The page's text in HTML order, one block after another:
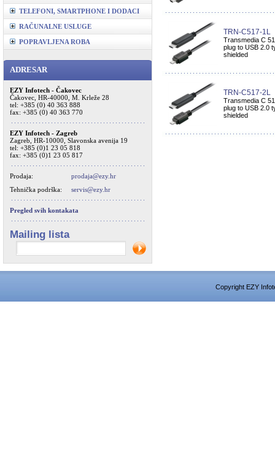
TELEFONI, SMARTPHONE I DODACI
RAČUNALNE USLUGE
POPRAVLJENA ROBA
ADRESAR
EZY Infotech - Čakovec
Čakovec, HR-40000, M. Krleže 28
tel: +385 (0) 40 363 888
fax: +385 (0) 40 363 770
EZY Infotech - Zagreb
Zagreb, HR-10000, Slavonska avenija 19
tel: +385 (0)1 23 05 818
fax: +385 (0)1 23 05 817
Prodaja:
prodaja@ezy.hr
Tehnička podrška:
servis@ezy.hr
Pregled svih kontakata
Mailing lista
TRN-C517-1L
Transmedia C
plug to USB 2.0
shielded
TRN-C517-2L
Transmedia C
plug to USB 2.0
shielded
Copyright EZY